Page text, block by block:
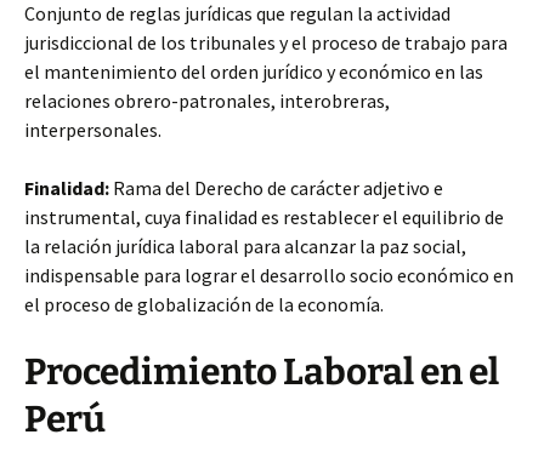
Conjunto de reglas jurídicas que regulan la actividad
jurisdiccional de los tribunales y el proceso de trabajo para
el mantenimiento del orden jurídico y económico en las
relaciones obrero-patronales, interobreras,
interpersonales.
Finalidad: Rama del Derecho de carácter adjetivo e
instrumental, cuya finalidad es restablecer el equilibrio de
la relación jurídica laboral para alcanzar la paz social,
indispensable para lograr el desarrollo socio económico en
el proceso de globalización de la economía.
Procedimiento Laboral en el
Perú